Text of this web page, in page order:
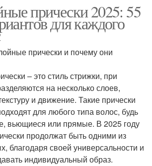
прически 2025: 55
для каждого
прически и почему они
– это стиль стрижки, при
на несколько слоев,
и движение. Такие прически
для любого типа волос, будь
вьющиеся или прямые. В 2025 году
продолжат быть одними из
благодаря своей универсальности и
индивидуальный образ.